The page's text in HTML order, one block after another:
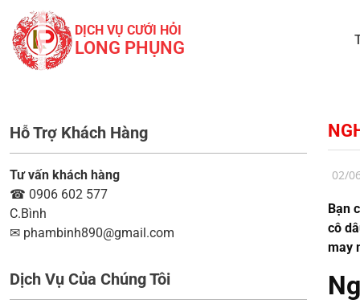
DỊCH VỤ CƯỚI HỎI
LONG PHỤNG
Hỗ Trợ Khách Hàng
Tư vấn khách hàng
☎ 0906 602 577
C.Bình
✉ phambinh890@gmail.com
Dịch Vụ Của Chúng Tôi
02/
Bạn
cô
may